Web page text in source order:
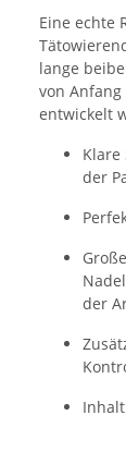
Eine echte
lange
von
entwickelt
der
der